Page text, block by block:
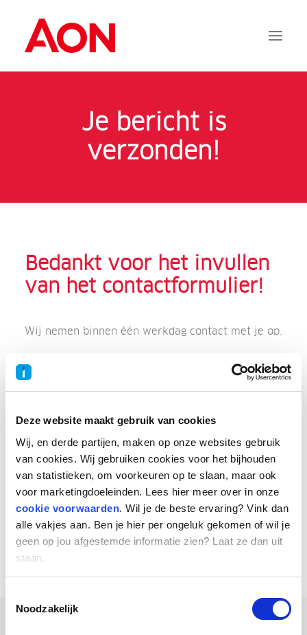
Deze website maakt gebruik van cookies
Wij, en derde partijen, maken op onze websites gebruik
van cookies. Wij gebruiken cookies voor het bijhouden
van statistieken, om voorkeuren op te slaan, maar ook
voor marketingdoeleinden. Lees hier meer over in onze
cookie voorwaarden. Wil je de beste ervaring? Vink dan
alle vakjes aan. Ben je hier per ongeluk gekomen of wil je
geen op jou afgestemde informatie zien? Laat ze dan uit
staan.
Noodzakelijk
Inloggen
Je bericht is
verzonden!
Bedankt voor het invullen
van het contactformulier!
Wij nemen binnen één werkdag contact met je op.
Oostmaaslaan 71
3063 AN Rotterdam
support@staffingms.com
010 – 760 09 00